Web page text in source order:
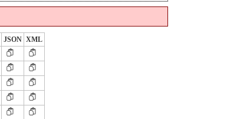
JSON XML